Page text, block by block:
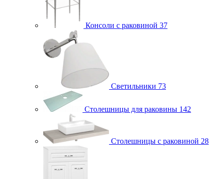
Консоли с раковиной 37
Светильники 73
Столешницы для раковины 142
Столешницы с раковиной 28